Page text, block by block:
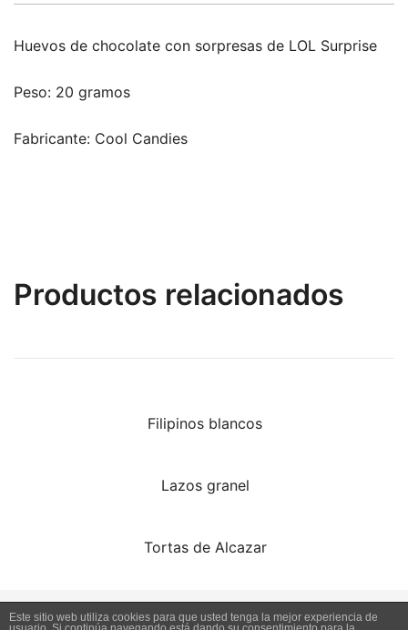
Huevos de chocolate con sorpresas de LOL Surprise
Peso: 20 gramos
Fabricante: Cool Candies
Productos relacionados
Filipinos blancos
Lazos granel
Tortas de Alcazar
Este sitio web utiliza cookies para que usted tenga la mejor experiencia de